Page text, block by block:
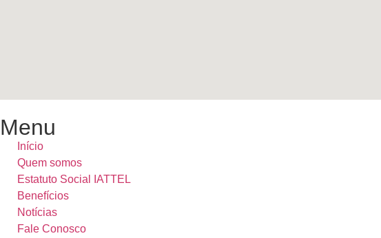
Menu
Início
Quem somos
Estatuto Social IATTEL
Benefícios
Notícias
Fale Conosco